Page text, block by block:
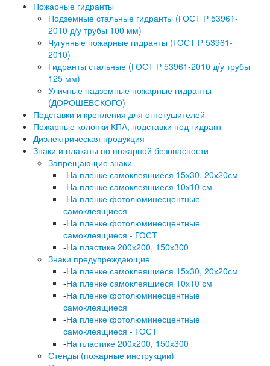
Пожарные гидранты
Подземные стальные гидранты (ГОСТ Р 53961-
2010 д/у трубы 100 мм)
Чугунные пожарные гидранты (ГОСТ Р 53961-
2010)
Гидранты стальные (ГОСТ Р 53961-2010 д/у трубы
125 мм)
Уличные надземные пожарные гидранты
(ДОРОШЕВСКОГО)
Подставки и крепления для огнетушителей
Пожарные колонки КПА, подставки под гидрант
Диэлектрическая продукция
Знаки и плакаты по пожарной безопасности
Запрещающие знаки
-На пленке самоклеящиеся 15х30, 20х20см
-На пленке самоклеящиеся 10х10 см
-На пленке фотолюминесцентные
самоклеящиеся
-На пленке фотолюминесцентные
самоклеящиеся - ГОСТ
-На пластике 200х200, 150х300
Знаки предупреждающие
-На пленке самоклеящиеся 15х30, 20х20см
-На пленке самоклеящиеся 10х10 см
-На пленке фотолюминесцентные
самоклеящиеся
-На пленке фотолюминесцентные
самоклеящиеся - ГОСТ
-На пластике 200х200, 150х300
Стенды (пожарные инструкции)